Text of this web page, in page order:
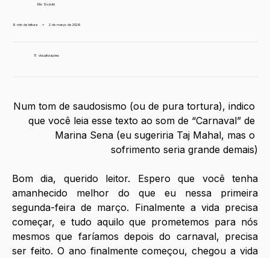
Elis Suzuki
9 min de leitura • 2 de março de 2026
11 visualizações
Num tom de saudosismo (ou de pura tortura), indico
que você leia esse texto ao som de “Carnaval” de
Marina Sena (eu sugeriria Taj Mahal, mas o
sofrimento seria grande demais)
Bom dia, querido leitor. Espero que você tenha
amanhecido melhor do que eu nessa primeira
segunda-feira de março. Finalmente a vida precisa
começar, e tudo aquilo que prometemos para nós
mesmos que faríamos depois do carnaval, precisa
ser feito. O ano finalmente começou, chegou a vida